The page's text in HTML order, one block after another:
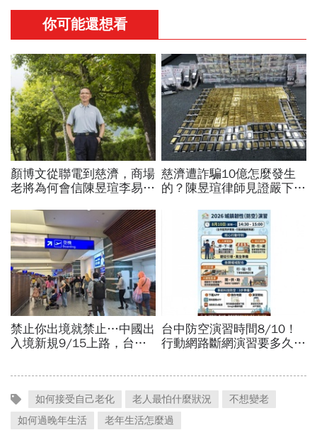
如何接受自己老化 老人最怕什麼狀況
不想變老
如何過晚年生活
老年生活怎麼過